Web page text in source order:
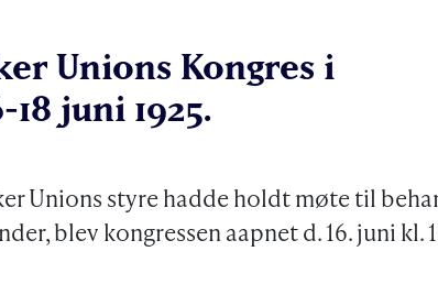
Unions Kongres i
juni 1925.
Unions styre hadde holdt møte til
blev kongressen aapnet d. 16. juni kl.